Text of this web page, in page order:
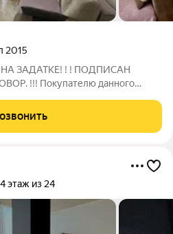
2015
НА ЗАДАТКЕ! ! ! ПОДПИСАН
!!! Покупателю данного
и товаров для дома!!! В
в
4 этаж из 24